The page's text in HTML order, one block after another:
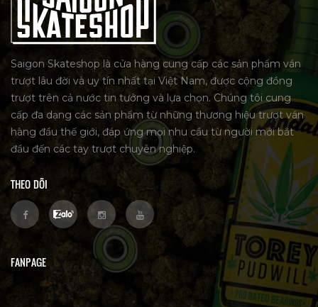
Saigon Skateshop là cửa hàng cung cấp các sản phẩm ván
trượt lâu đời và uy tín nhất tại Việt Nam, được cộng đồng
trượt trên cả nước tin tưởng và lựa chọn. Chúng tôi cung
cấp đa dạng các sản phẩm từ những thương hiệu trượt ván
hàng đầu thế giới, đáp ứng mọi nhu cầu từ người mới bắt
đầu đến các tay trượt chuyên nghiệp.
THEO DÕI
FANPAGE